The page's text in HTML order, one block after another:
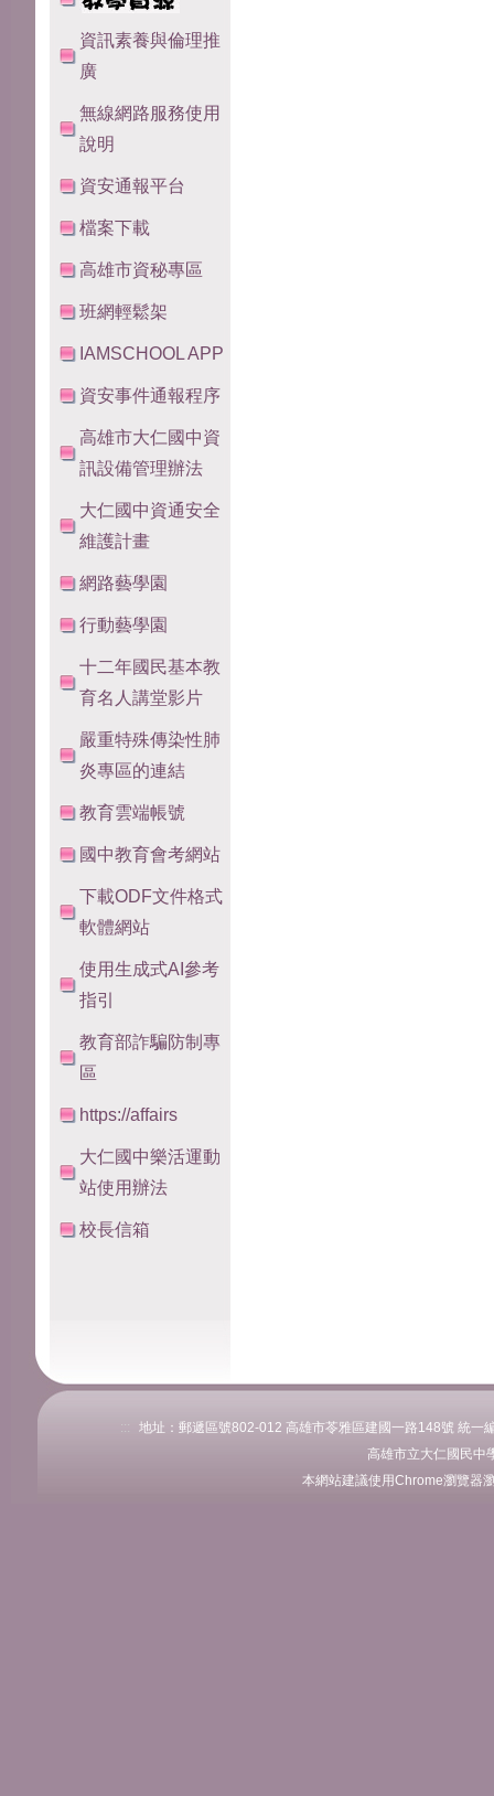
資訊素養與倫理推
廣
無線網路服務使用
說明
資安通報平台
檔案下載
高雄市資秘專區
班網輕鬆架
IAMSCHOOL APP
資安事件通報程序
高雄市大仁國中資
訊設備管理辦法
大仁國中資通安全
維護計畫
網路藝學園
行動藝學園
十二年國民基本教
育名人講堂影片
嚴重特殊傳染性肺
炎專區的連結
教育雲端帳號
國中教育會考網站
下載ODF文件格式
軟體網站
使用生成式AI參考
指引
教育部詐騙防制專
區
https://affairs
大仁國中樂活運動
站使用辦法
校長信箱
:::
地址：郵遞區號802-012 高雄市苓雅區建國一路148號 統
高雄市立大仁國民中
本網站建議使用Chrome瀏覽器